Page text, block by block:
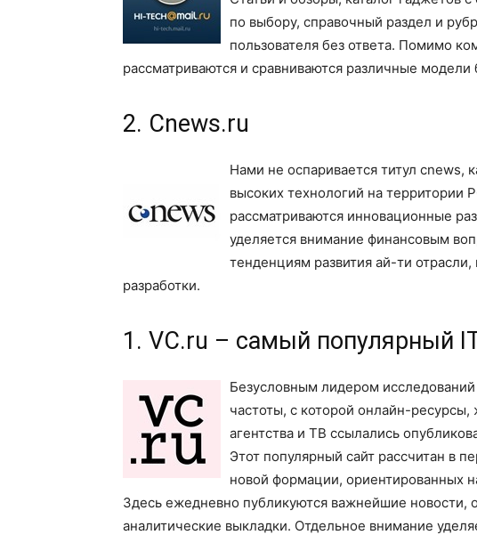
по выбору, справочный раздел и
пользователя без ответа. Помимо
рассматриваются и сравниваются различные
2. Cnews.ru
Нами не оспаривается титул cnews,
высоких технологий на территории
рассматриваются инновационные
уделяется внимание финансовым
тенденциям развития ай-ти
разработки.
1. VC.ru – самый популярный
Безусловным лидером
частоты, с которой онлайн-
агентства и ТВ ссылались
Этот популярный сайт рассчитан в
новой формации, ориентированных
Здесь ежедневно публикуются важнейшие новости,
аналитические выкладки. Отдельное внимание